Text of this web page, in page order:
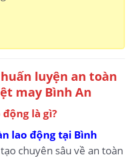
luyện an toàn
may Bình An
là gì?
lao động tại Bình
chuyên sâu về an toàn